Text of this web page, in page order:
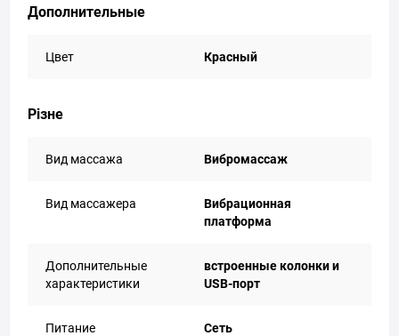
Дополнительные
Цвет Красный
Різне
Вид массажа Вибромассаж
Вид массажера
Вибрационная
платформа
Дополнительные
характеристики
встроенные колонки и
USB-порт
Питание Сеть